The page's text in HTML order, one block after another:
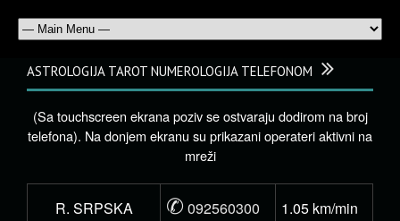
ASTROLOGIJA TAROT NUMEROLOGIJA TELEFONOM
(Sa touchscreen ekrana poziv se ostvaraju dodirom na broj
telefona). Na donjem ekranu su prikazani operateri aktivni na
mreži
R. SRPSKA ✆ 092560300
1.05 km/min